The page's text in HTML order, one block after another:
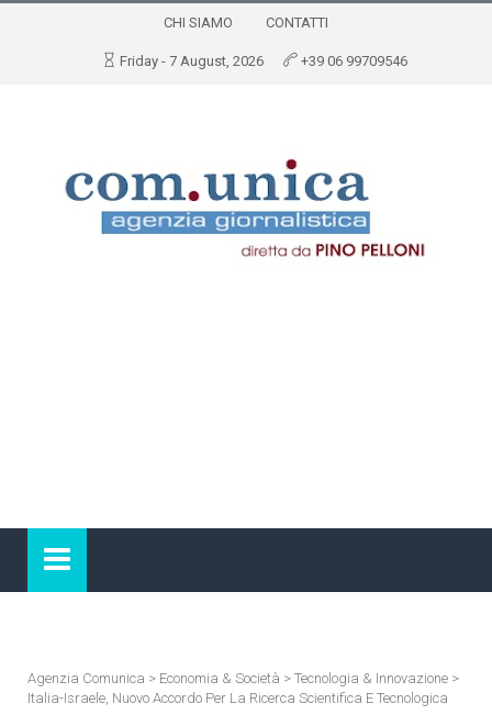
CHI SIAMO CONTATTI
Friday - 7 August, 2026 +39 06 99709546
Agenzia Comunica > Economia & Società > Tecnologia & Innovazione >
Italia-Israele, Nuovo Accordo Per La Ricerca Scientifica E Tecnologica